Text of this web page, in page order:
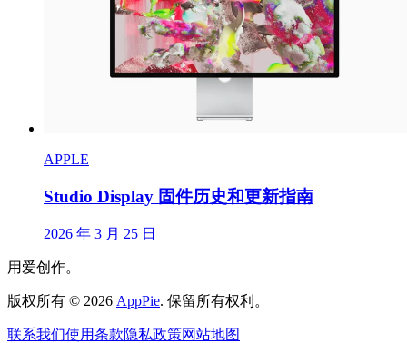
APPLE
Studio Display 固件历史和更新指南
2026 年 3 月 25 日
用爱创作。
版权所有 © 2026 AppPie. 保留所有权利。
联系我们使用条款隐私政策网站地图